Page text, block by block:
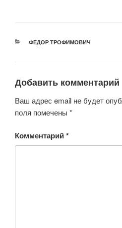
РУБРИКИ
ФЕДОР ТРОФИМОВИЧ
Добавить комментарий
Ваш адрес email не будет
поля помечены *
Комментарий*